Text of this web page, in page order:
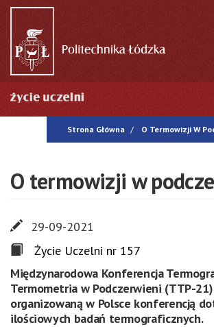
Przejdź
treści
Strona Główna O Termowizji W
O termowizji w
29-09-2021
Życie Uczelni nr 157
Międzynarodowa Konferencja
Termometria w Podczerwieni (TTP-
organizowaną w Polsce konferencją
ilościowych badań termograficznych.